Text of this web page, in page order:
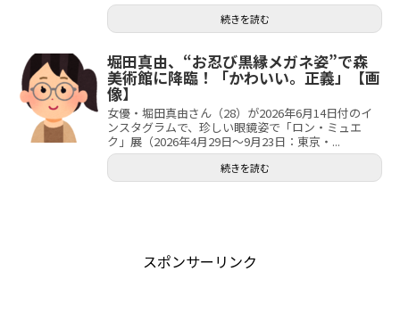
続きを読む
堀田真由、“お忍び黒縁メガネ姿”で森
美術館に降臨！「かわいい。正義」【画
像】
女優・堀田真由さん（28）が2026年6月14日付のイ
ンスタグラムで、珍しい眼鏡姿で「ロン・ミュエ
ク」展（2026年4月29日～9月23日：東京・...
続きを読む
スポンサーリンク